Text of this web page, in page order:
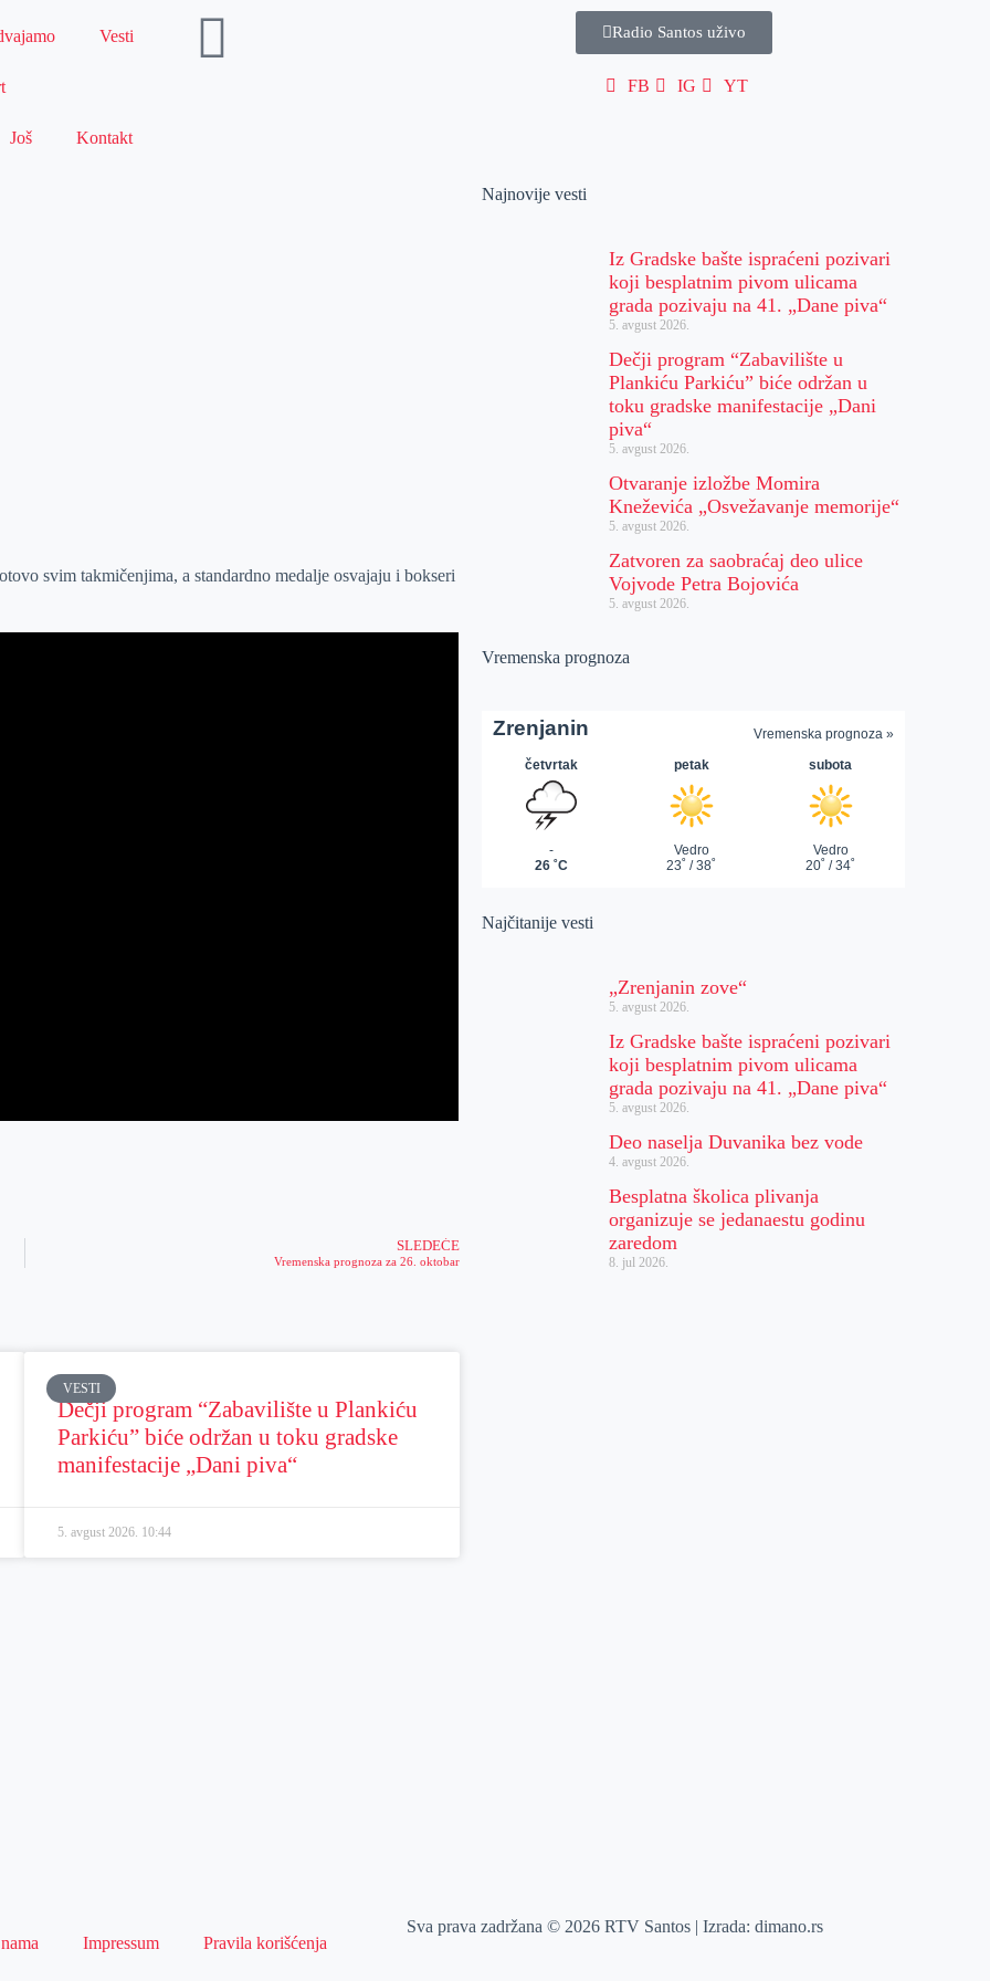
Vesti
Još Kontakt
Radio Santos uživo
FB IG YT
svim takmičenjima, a standardno medalje osvajaju i bokseri
SLEDEĆE
Vremenska prognoza za 26. oktobar
VESTI
Dečji program “Zabavilište u Plankiću
Parkiću” biće održan u toku gradske
manifestacije „Dani piva“
5. avgust 2026. 10:44
Najnovije vesti
Iz Gradske bašte ispraćeni pozivari
koji besplatnim pivom ulicama
grada pozivaju na 41. „Dane piva“
5. avgust 2026.
Dečji program “Zabavilište u
Plankiću Parkiću” biće održan u
toku gradske manifestacije „Dani
piva“
5. avgust 2026.
Otvaranje izložbe Momira
Kneževića „Osvežavanje memorije“
5. avgust 2026.
Zatvoren za saobraćaj deo ulice
Vojvode Petra Bojovića
5. avgust 2026.
Vremenska prognoza
Najčitanije vesti
„Zrenjanin zove“
5. avgust 2026.
Iz Gradske bašte ispraćeni pozivari
koji besplatnim pivom ulicama
grada pozivaju na 41. „Dane piva“
5. avgust 2026.
Deo naselja Duvanika bez vode
4. avgust 2026.
Besplatna školica plivanja
organizuje se jedanaestu godinu
zaredom
8. jul 2026.
Impressum Pravila korišćenja
Sva prava zadržana © 2026 RTV Santos | Izrada:dimano.rs